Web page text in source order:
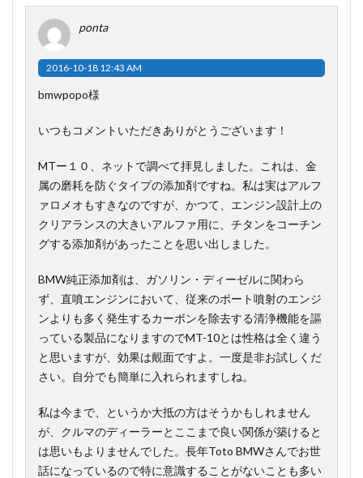
ponta
2016-10-18 12:43 AM
bmwpopo様
いつもコメントいただきありがとうございます！
MTー１０、ネットで調べて拝見しました。これは、金
属の磨耗を防ぐタイプの添加剤ですね。私は実はアルフ
ァロメオもすきなのですが、かつて、エンジン設計上の
クリアランスの大きいアルファ用に、チタンをコーチン
グする添加剤があったことを思い出しました。
BMW純正添加剤は、ガソリン・ディーゼルに関わら
ず、直噴エンジンにおいて、従来のポート噴射のエンジ
ンよりも多く発生するカーボンを除去する清浄機能を謳
っている製品になりますのでMT-10とは性格は全く違う
と思いますが、効果は覿面ですよ。一度是非お試しくだ
さい。自分でも簡単に入れられますしね。
私は今まで、というか大抵の方はそうかもしれません
が、クルマのディーラーとここまで良い関係が築けると
は思いもよりませんでした。長年Toto BMWさんでお世
話になっているので特に意識することがないことも多い